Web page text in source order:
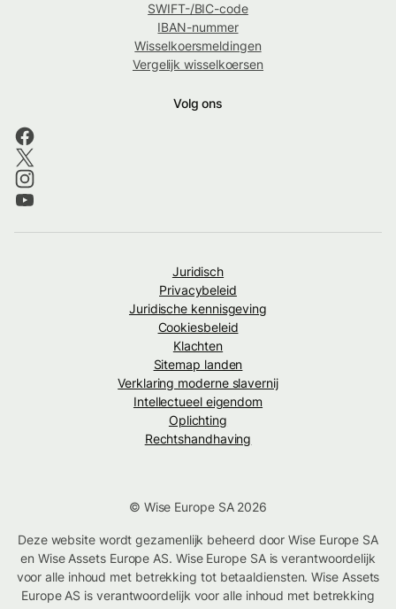
SWIFT-/BIC-code
IBAN-nummer
Wisselkoersmeldingen
Vergelijk wisselkoersen
Volg ons
Juridisch
Privacybeleid
Juridische kennisgeving
Cookiesbeleid
Klachten
Sitemap landen
Verklaring moderne slavernij
Intellectueel eigendom
Oplichting
Rechtshandhaving
© Wise Europe SA 2026
Deze website wordt gezamenlijk beheerd door Wise Europe SA
en Wise Assets Europe AS. Wise Europe SA is verantwoordelijk
voor alle inhoud met betrekking tot betaaldiensten. Wise Assets
Europe AS is verantwoordelijk voor alle inhoud met betrekking